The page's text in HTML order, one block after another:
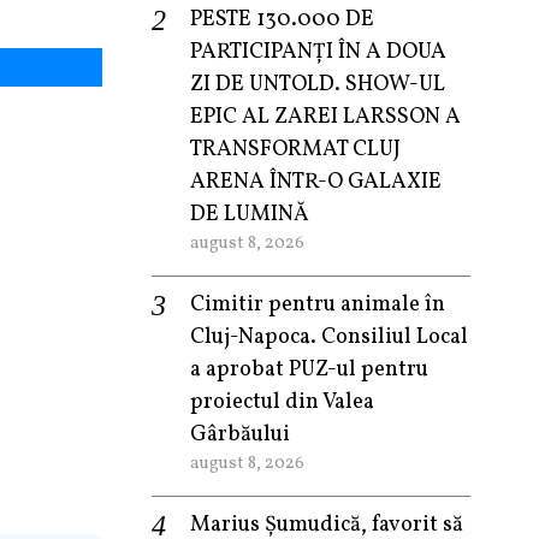
PESTE 130.000 DE
PARTICIPANȚI ÎN A DOUA
ZI DE UNTOLD. SHOW-UL
EPIC AL ZAREI LARSSON A
TRANSFORMAT CLUJ
ARENA ÎNTR-O GALAXIE
DE LUMINĂ
august 8, 2026
Cimitir pentru animale în
Cluj-Napoca. Consiliul Local
a aprobat PUZ-ul pentru
proiectul din Valea
Gârbăului
august 8, 2026
Marius Șumudică, favorit să